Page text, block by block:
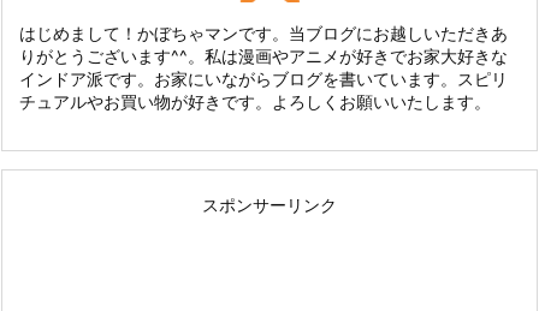
はじめまして！かぼちゃマンです。当ブログにお越しいただきあ
りがとうございます^^。私は漫画やアニメが好きでお家大好きな
インドア派です。お家にいながらブログを書いています。スピリ
チュアルやお買い物が好きです。よろしくお願いいたします。
スポンサーリンク